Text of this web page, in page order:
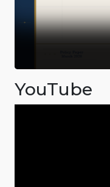
YouTube